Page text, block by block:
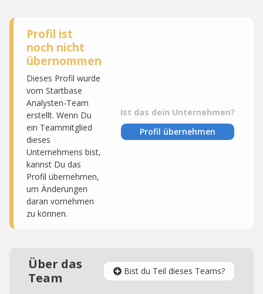
Profil ist
noch nicht
übernommen
Dieses Profil wurde
vom Startbase
Analysten-Team
erstellt. Wenn Du
ein Teammitglied
dieses
Unternehmens bist,
kannst Du das
Profil übernehmen,
um Änderungen
daran vornehmen
zu können.
Ist das dein Unternehmen?
Profil übernehmen
Über das
Team
Bist du Teil dieses Teams?